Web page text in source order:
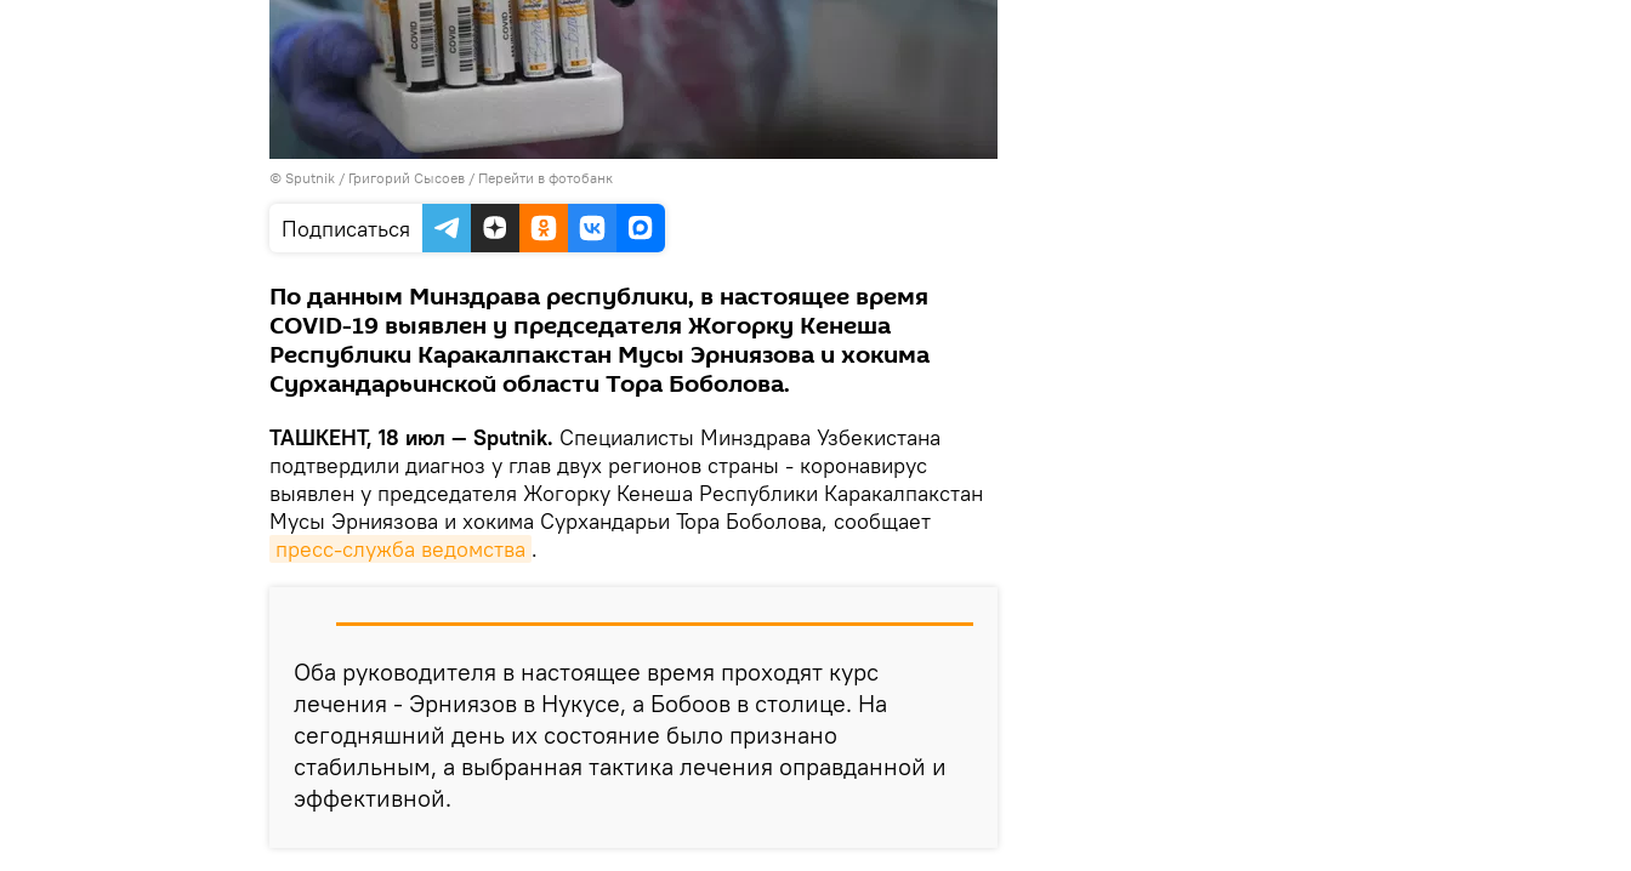
© Sputnik / Григорий Сысоев / Перейти в фотобанк
Подписаться
По данным Минздрава республики, в настоящее время
COVID-19 выявлен у председателя Жогорку Кенеша
Республики Каракалпакстан Мусы Эрниязова и хокима
Сурхандарьинской области Тора Боболова.
ТАШКЕНТ, 18 июл — Sputnik. Специалисты Минздрава Узбекистана
подтвердили диагноз у глав двух регионов страны - коронавирус
выявлен у председателя Жогорку Кенеша Республики Каракалпакстан
Мусы Эрниязова и хокима Сурхандарьи Тора Боболова, сообщает
пресс-служба ведомства .
Оба руководителя в настоящее время проходят курс
лечения - Эрниязов в Нукусе, а Бобоов в столице. На
сегодняшний день их состояние было признано
стабильным, а выбранная тактика лечения оправданной и
эффективной.